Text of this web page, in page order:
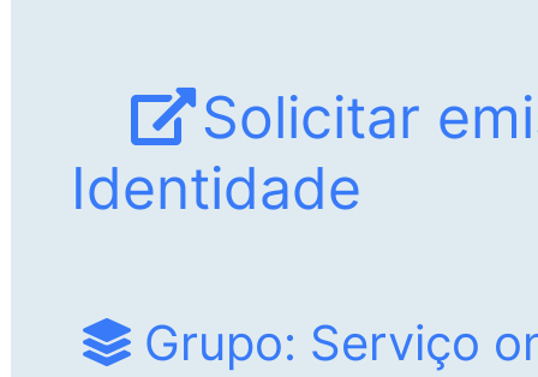
Solicitar
Identidade
Grupo: Serviço